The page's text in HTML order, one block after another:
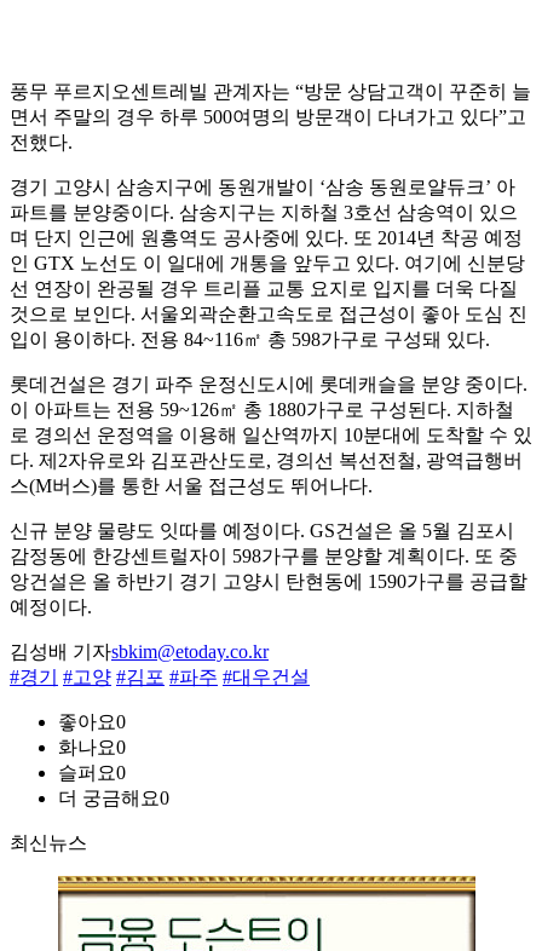
풍무 푸르지오센트레빌 관계자는 “방문 상담고객이 꾸준히 늘
면서 주말의 경우 하루 500여명의 방문객이 다녀가고 있다”고
전했다.
경기 고양시 삼송지구에 동원개발이 ‘삼송 동원로얄듀크’ 아
파트를 분양중이다. 삼송지구는 지하철 3호선 삼송역이 있으
며 단지 인근에 원흥역도 공사중에 있다. 또 2014년 착공 예정
인 GTX 노선도 이 일대에 개통을 앞두고 있다. 여기에 신분당
선 연장이 완공될 경우 트리플 교통 요지로 입지를 더욱 다질
것으로 보인다. 서울외곽순환고속도로 접근성이 좋아 도심 진
입이 용이하다. 전용 84~116㎡ 총 598가구로 구성돼 있다.
롯데건설은 경기 파주 운정신도시에 롯데캐슬을 분양 중이다.
이 아파트는 전용 59~126㎡ 총 1880가구로 구성된다. 지하철
로 경의선 운정역을 이용해 일산역까지 10분대에 도착할 수 있
다. 제2자유로와 김포관산도로, 경의선 복선전철, 광역급행버
스(M버스)를 통한 서울 접근성도 뛰어나다.
신규 분양 물량도 잇따를 예정이다. GS건설은 올 5월 김포시
감정동에 한강센트럴자이 598가구를 분양할 계획이다. 또 중
앙건설은 올 하반기 경기 고양시 탄현동에 1590가구를 공급할
예정이다.
김성배 기자sbkim@etoday.co.kr
#경기
#고양 #김포 #파주 #대우건설
좋아요0
화나요0
슬퍼요0
더 궁금해요0
최신뉴스